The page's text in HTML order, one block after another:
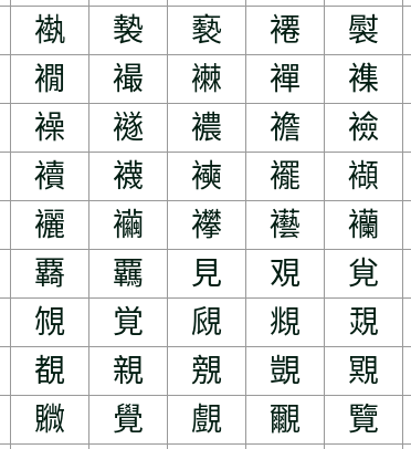
褹 褺 褻 褼 褽
襉 襊 襋 襌 襍
襙 襚 襛 襜 襝
襩 襪 襫 襬 襭
襹 襺 襻 襼 襽
覉 覊 見 覌 覍
覙 覚 覛 覜 覝
覩 親 覫 覬 覭
覹 覺 覻 覼 覽